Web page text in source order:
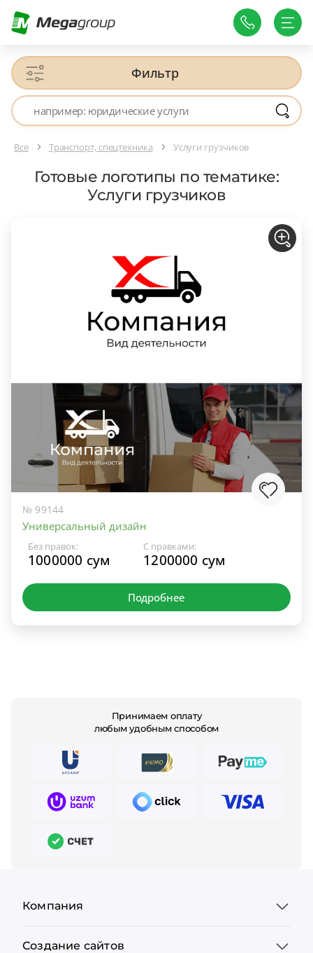
Фильтр
Все Транспорт, спецтехника Услуги грузчиков
Готовые логотипы по тематике:
Услуги грузчиков
№ 99144
Универсальный дизайн
Без правок:
1000000 сум
С правками:
1200000 сум
Подробнее
Принимаем оплату
любым удобным способом
Компания
Создание сайтов